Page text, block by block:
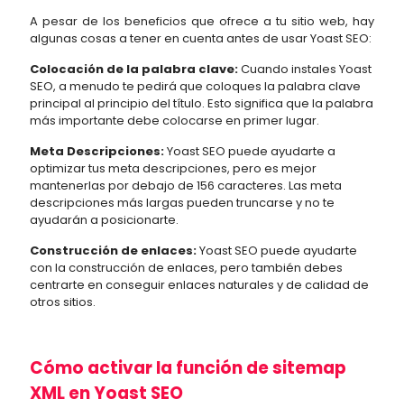
A pesar de los beneficios que ofrece a tu sitio web, hay
algunas cosas a tener en cuenta antes de usar Yoast SEO:
Colocación de la palabra clave:Cuando instales Yoast
SEO, a menudo te pedirá que coloques la palabra clave
principal al principio del título. Esto significa que la palabra
más importante debe colocarse en primer lugar.
Meta Descripciones:Yoast SEO puede ayudarte a
optimizar tus meta descripciones, pero es mejor
mantenerlas por debajo de 156 caracteres. Las meta
descripciones más largas pueden truncarse y no te
ayudarán a posicionarte.
Construcción de enlaces:Yoast SEO puede ayudarte
con la construcción de enlaces, pero también debes
centrarte en conseguir enlaces naturales y de calidad de
otros sitios.
Cómo activar la función de sitemap
XML en Yoast SEO